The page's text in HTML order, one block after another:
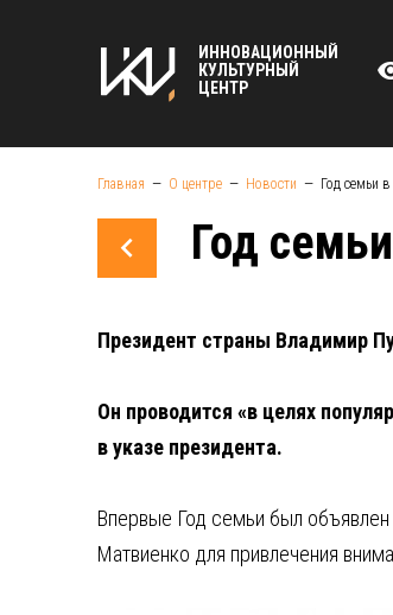
ИННОВАЦИОННЫЙ
КУЛЬТУРНЫЙ
ЦЕНТР
Главная О центре Новости Год семьи в
Год
Президент страны Владимир
Он проводится «в целях
в указе президента.
Впервые Год семьи был
Матвиенко для привлечения